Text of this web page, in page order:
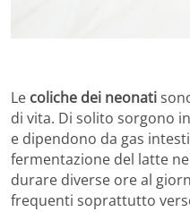
Le coliche dei neonati
di vita. Di solito sorgono
e dipendono da gas
fermentazione del latte
durare diverse ore al
frequenti soprattutto